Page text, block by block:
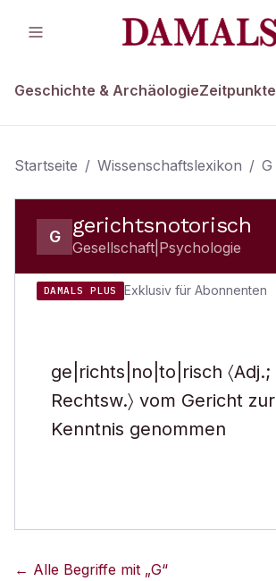
Geschichte & ArchäologieZeitpunkte
Startseite / Wissenschaftslexikon / G
G gerichtsnotorisch
Gesellschaft|Psychologie
DAMALS PLUS Exklusiv für Abonnenten
ge|richts|no|to|risch 〈Adj.;
Rechtsw.〉 vom Gericht zur
Kenntnis genommen
← Alle Begriffe mit „G“